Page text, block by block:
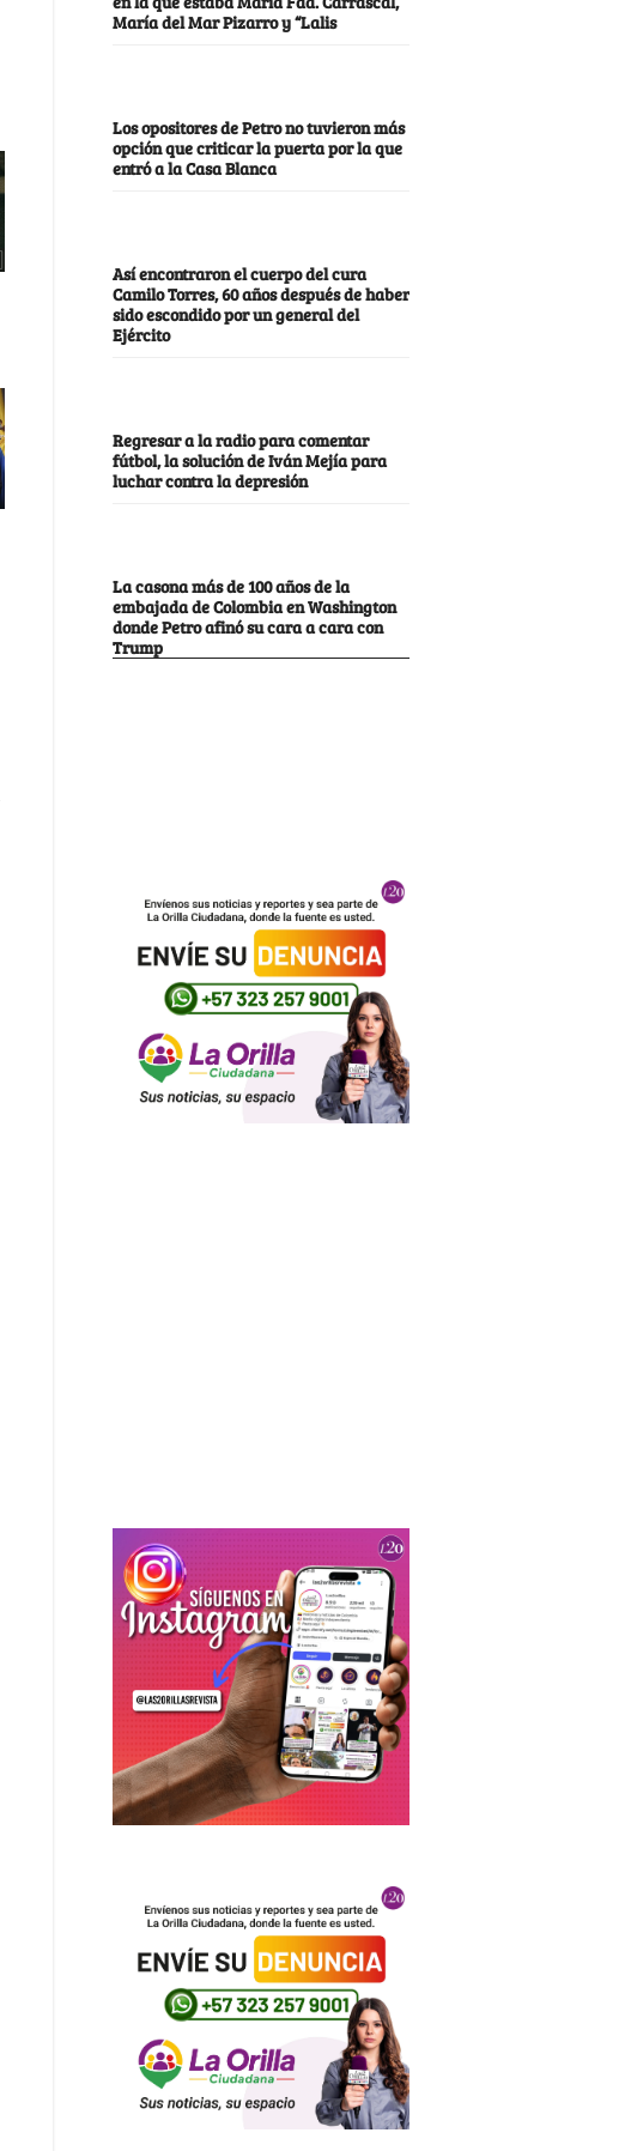
María del Mar Pizarro y “Lalis
Los opositores de Petro no tuvieron más
opción que criticar la puerta por la que
entró a la Casa Blanca
Así encontraron el cuerpo del cura
Camilo Torres, 60 años después de haber
sido escondido por un general del
Ejército
Regresar a la radio para comentar
fútbol, la solución de Iván Mejía para
luchar contra la depresión
La casona más de 100 años de la
embajada de Colombia en Washington
donde Petro afinó su cara a cara con
Trump